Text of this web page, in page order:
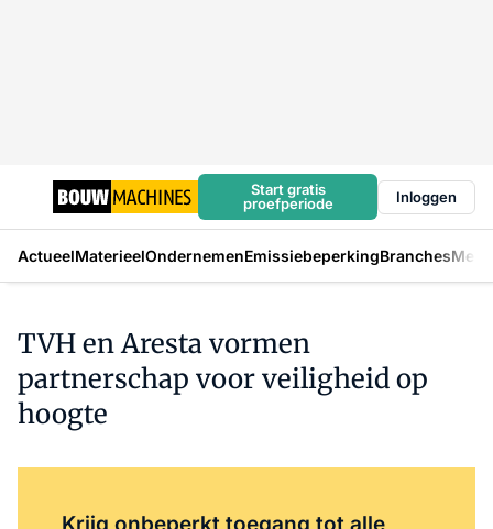
Start gratis
proefperiode
Inloggen
ActueelMaterieelOndernemenEmissiebeperkingBranches
TVH en Aresta vormen
partnerschap voor veiligheid op
hoogte